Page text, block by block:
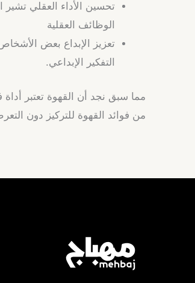
تحسين الأداء العقلي تشير
الوظائف العقلية
تعزيز الإبداع بعض
التفكير الإبداعي.
مما سبق نجد أن القهوة تعتبر أداة
من فوائد القهوة للتركيز دون